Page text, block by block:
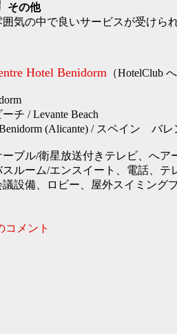
その他
気の中で良いサービスが受けら
Hotel Benidorm （HotelClub
チ / Levante Beach
Benidorm (Alicante) / スペイン
ブル/衛星放送付きテレビ、へ
ルーム/エンスイート、電話、テ
議設備、ロビー、屋外スイミング
コメント